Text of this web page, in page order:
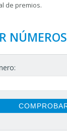
de premios.
NÚMEROS